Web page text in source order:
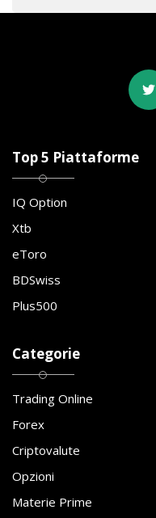
Top 5 Piattaforme
IQ Option
Xtb
eToro
BDSwiss
Plus500
Categorie
Trading Online
Forex
Criptovalute
Opzioni
Materie Prime